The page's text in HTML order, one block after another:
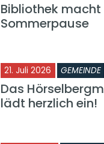
Bibliothek macht
Sommerpause
21. Juli 2026 GEMEINDE
Das
lädt herzlich ein!